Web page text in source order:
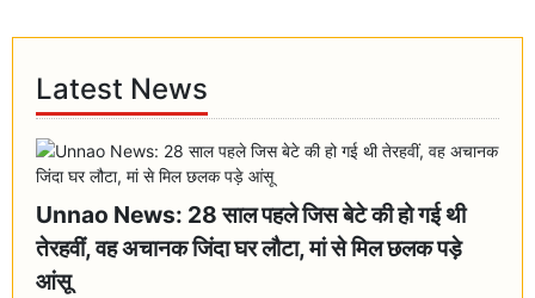
Latest News
Unnao News: 28 साल पहले जिस बेटे की हो गई थी
तेरहवीं, वह अचानक जिंदा घर लौटा, मां से मिल छलक पड़े
आंसू